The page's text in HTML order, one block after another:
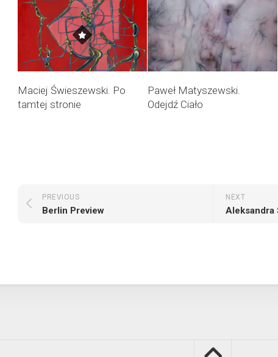
Maciej Świeszewski. Po
tamtej stronie
Paweł Matyszewski.
Odejdź Ciało
NEXT
PREVIOUS
Berlin Preview